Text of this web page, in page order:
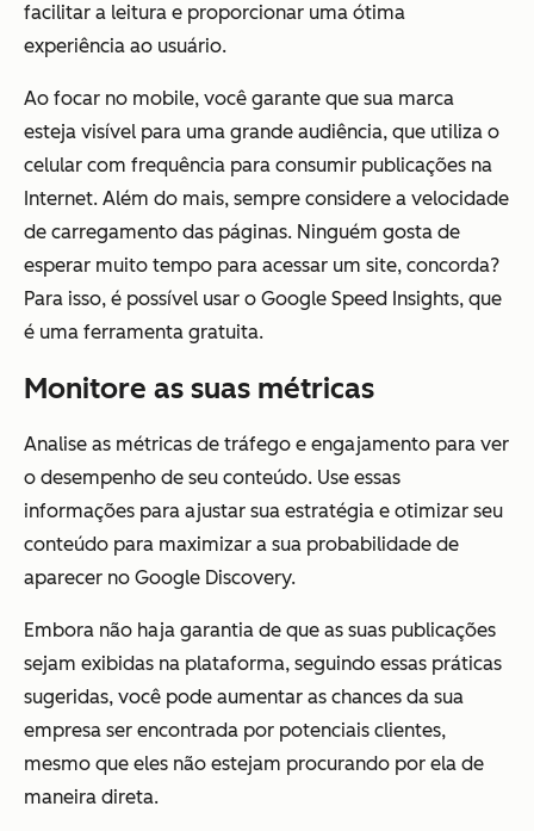
facilitar a leitura e proporcionar uma ótima
experiência ao usuário.
Ao focar no mobile, você garante que sua marca
esteja visível para uma grande audiência, que utiliza o
celular com frequência para consumir publicações na
Internet. Além do mais, sempre considere a velocidade
de carregamento das páginas. Ninguém gosta de
esperar muito tempo para acessar um site, concorda?
Para isso, é possível usar o Google Speed Insights, que
é uma ferramenta gratuita.
Monitore as suas métricas
Analise as métricas de tráfego e engajamento para ver
o desempenho de seu conteúdo. Use essas
informações para ajustar sua estratégia e otimizar seu
conteúdo para maximizar a sua probabilidade de
aparecer no Google Discovery.
Embora não haja garantia de que as suas publicações
sejam exibidas na plataforma, seguindo essas práticas
sugeridas, você pode aumentar as chances da sua
empresa ser encontrada por potenciais clientes,
mesmo que eles não estejam procurando por ela de
maneira direta.